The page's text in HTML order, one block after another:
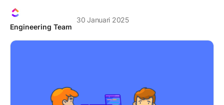
Engineering Team
30 Januari 2025